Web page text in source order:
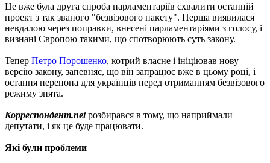
Це вже була друга спроба парламентаріїв схвалити останній
проект з так званого "безвізового пакету". Перша виявилася
невдалою через поправки, внесені парламентаріями з голосу, і
визнані Європою такими, що спотворюють суть закону.
Тепер Петро Порошенко, котрий власне і ініціював нову
версію закону, запевняє, що він запрацює вже в цьому році, і
остання перепона для українців перед отриманням безвізового
режиму знята.
Корреспондент.netрозбирався в тому, що наприймали
депутати, і як це буде працювати.
Які були проблеми